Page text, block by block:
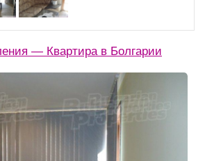
— Квартира в Болгарии